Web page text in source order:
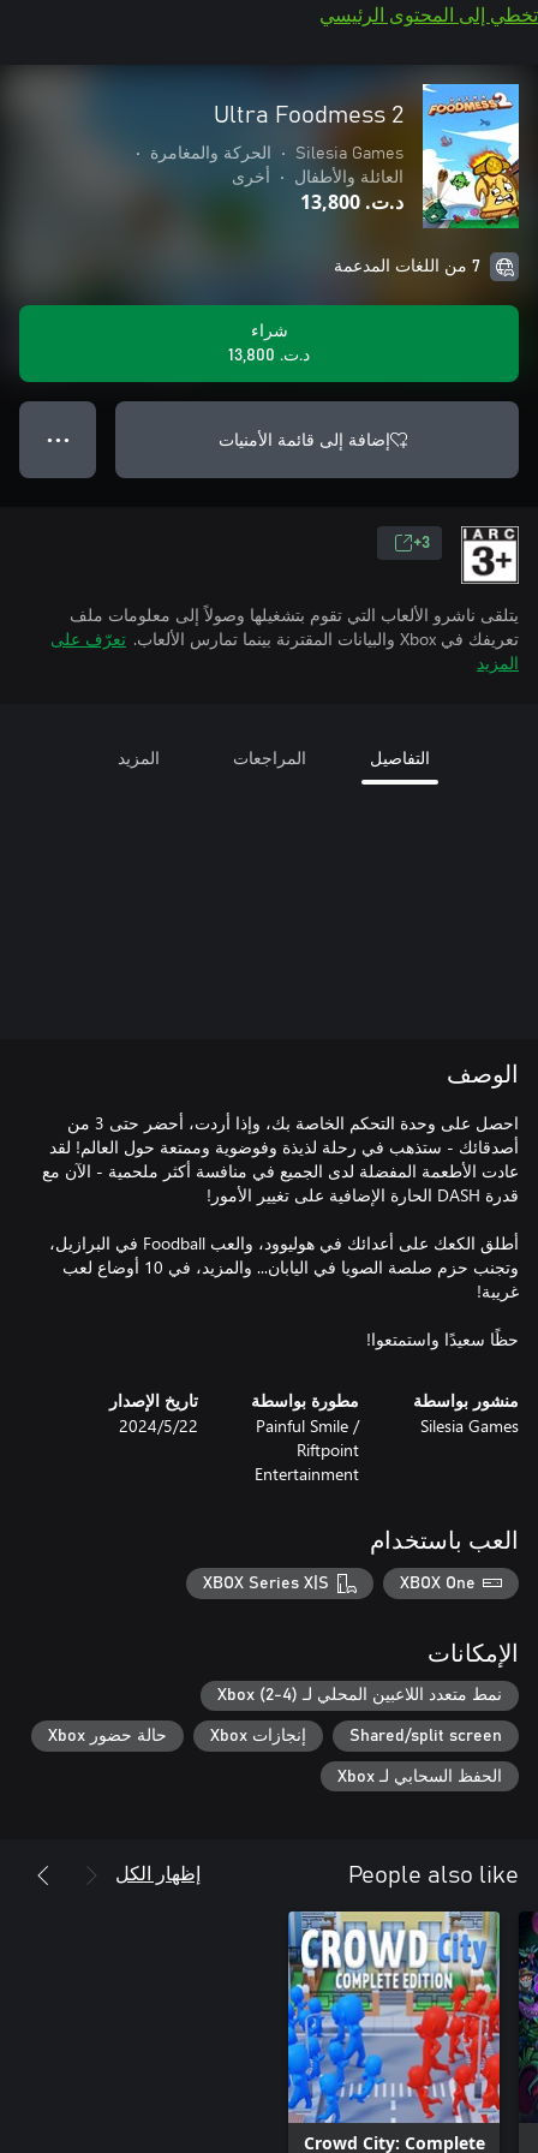
تخطي إلى المحتوى الرئيسي
Ultra Foodmess 2
Silesia Games
• الحركة والمغامرة
•
العائلة والأطفال
• أخرى
د.ت.‏ 13,800
7 من اللغات المدعمة
شراء
د.ت.‏ 13,800
إضافة إلى قائمة الأمنيات ● ● ●
3+
يتلقى ناشرو الألعاب التي تقوم بتشغيلها وصولاً إلى معلومات ملف
تعريفك في Xbox والبيانات المقترنة بينما تمارس الألعاب.
تعرّف على
المزيد
التفاصيل المراجعات المزيد
الوصف
احصل على وحدة التحكم الخاصة بك، وإذا أردت، أحضر حتى 3 من
أصدقائك - ستذهب في رحلة لذيذة وفوضوية وممتعة حول العالم! لقد
عادت الأطعمة المفضلة لدى الجميع في منافسة أكثر ملحمية - الآن مع
أطلق الكعك على أعدائك في هوليوود، والعب Foodball في البرازيل،
وتجنب حزم صلصة الصويا في اليابان... والمزيد، في 10 أوضاع لعب
حظًا سعيدًا واستمتعوا!
منشور بواسطة
Silesia Games
مطورة بواسطة
Painful Smile /
Riftpoint
Entertainment
تاريخ الإصدار
22‏/5‏/2024
العب باستخدام
XBOX One
XBOX Series X|S
الإمكانات
نمط متعدد اللاعبين المحلي لـ Xbox (2-4)
Shared/split screen إنجازات Xbox حالة حضور Xbox
الحفظ السحابي لـ Xbox
People also like إظهار الكل
Crowd City: Complete